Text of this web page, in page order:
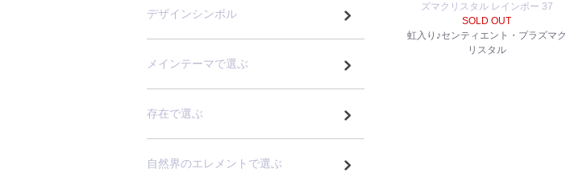
ズマクリスタル レインボー 37
SOLD OUT
虹入り♪センティエント・プラズマク
リスタル
デザインシンボル
メインテーマで選ぶ
存在で選ぶ
自然界のエレメントで選ぶ